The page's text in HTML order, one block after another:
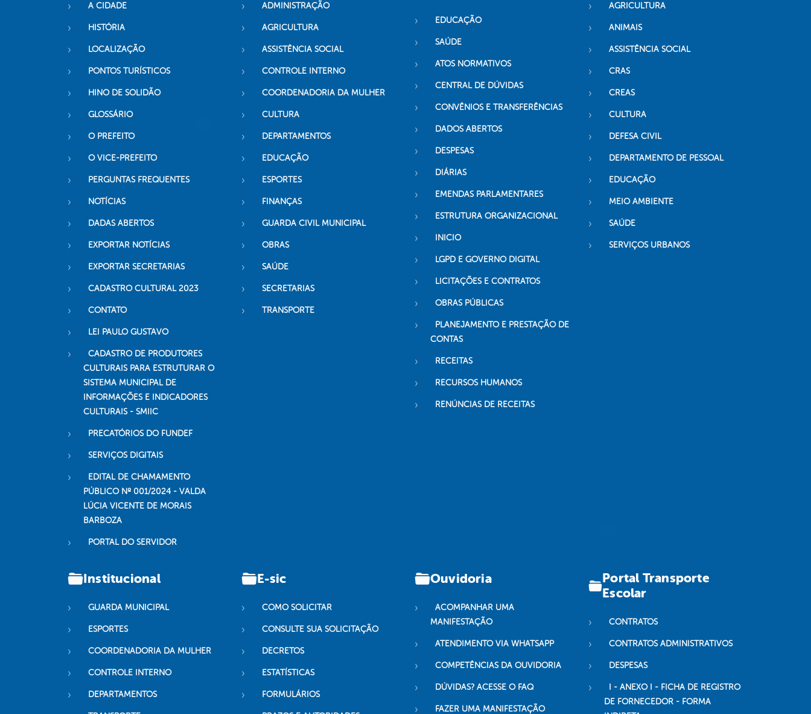
A CIDADE
HISTÓRIA
LOCALIZAÇÃO
PONTOS TURÍSTICOS
HINO DE SOLIDÃO
GLOSSÁRIO
O PREFEITO
O VICE-PREFEITO
PERGUNTAS FREQUENTES
NOTÍCIAS
DADAS ABERTOS
EXPORTAR NOTÍCIAS
EXPORTAR SECRETARIAS
CADASTRO CULTURAL 2023
CONTATO
LEI PAULO GUSTAVO
CADASTRO DE PRODUTORES
CULTURAIS PARA ESTRUTURAR O
SISTEMA MUNICIPAL DE
INFORMAÇÕES E INDICADORES
CULTURAIS - SMIIC
PRECATÓRIOS DO FUNDEF
SERVIÇOS DIGITAIS
EDITAL DE CHAMAMENTO
PÚBLICO Nº 001/2024 - VALDA
LÚCIA VICENTE DE MORAIS
BARBOZA
PORTAL DO SERVIDOR
ADMINISTRAÇÃO
AGRICULTURA
ASSISTÊNCIA SOCIAL
CONTROLE INTERNO
COORDENADORIA DA MULHER
CULTURA
DEPARTAMENTOS
EDUCAÇÃO
ESPORTES
FINANÇAS
GUARDA CIVIL MUNICIPAL
OBRAS
SAÚDE
SECRETARIAS
TRANSPORTE
EDUCAÇÃO
SAÚDE
ATOS NORMATIVOS
CENTRAL DE DÚVIDAS
CONVÊNIOS E TRANSFERÊNCIAS
DADOS ABERTOS
DESPESAS
DIÁRIAS
EMENDAS PARLAMENTARES
ESTRUTURA ORGANIZACIONAL
INICIO
LGPD E GOVERNO DIGITAL
LICITAÇÕES E CONTRATOS
OBRAS PÚBLICAS
PLANEJAMENTO E PRESTAÇÃO DE
CONTAS
RECEITAS
RECURSOS HUMANOS
RENÚNCIAS DE RECEITAS
AGRICULTURA
ANIMAIS
ASSISTÊNCIA SOCIAL
CRAS
CREAS
CULTURA
DEFESA CIVIL
DEPARTAMENTO DE PESSOAL
EDUCAÇÃO
MEIO AMBIENTE
SAÚDE
SERVIÇOS URBANOS
Institucional
GUARDA MUNICIPAL
ESPORTES
COORDENADORIA DA MULHER
CONTROLE INTERNO
DEPARTAMENTOS
E-sic
COMO SOLICITAR
CONSULTE SUA SOLICITAÇÃO
DECRETOS
ESTATÍSTICAS
FORMULÁRIOS
Ouvidoria
ACOMPANHAR UMA
MANIFESTAÇÃO
ATENDIMENTO VIA WHATSAPP
COMPETÊNCIAS DA OUVIDORIA
DÚVIDAS? ACESSE O FAQ
FAZER UMA MANIFESTAÇÃO
Portal Transporte
Escolar
CONTRATOS
CONTRATOS ADMINISTRATIVOS
DESPESAS
I - ANEXO I - FICHA DE REGISTRO
DE FORNECEDOR - FORMA